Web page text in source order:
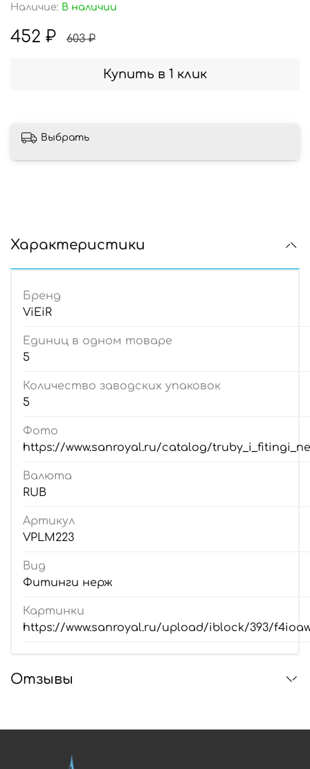
Наличие: В наличии
452 ₽ 603 ₽
Купить в 1 клик
Выбрать
Характеристики
Бренд
ViEiR
Единиц в одном товаре
5
Количество заводских упаковок
5
Фото
https://www.sanroyal.ru/catalog/
Валюта
RUB
Артикул
VPLM223
Вид
Фитинги нерж
Картинки
https://www.sanroyal.ru/upload/iblock/393/
Отзывы